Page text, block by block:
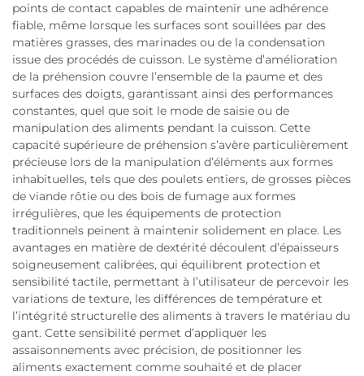
points de contact capables de maintenir une adhérence
fiable, même lorsque les surfaces sont souillées par des
matières grasses, des marinades ou de la condensation
issue des procédés de cuisson. Le système d’amélioration
de la préhension couvre l’ensemble de la paume et des
surfaces des doigts, garantissant ainsi des performances
constantes, quel que soit le mode de saisie ou de
manipulation des aliments pendant la cuisson. Cette
capacité supérieure de préhension s’avère particulièrement
précieuse lors de la manipulation d’éléments aux formes
inhabituelles, tels que des poulets entiers, de grosses pièces
de viande rôtie ou des bois de fumage aux formes
irrégulières, que les équipements de protection
traditionnels peinent à maintenir solidement en place. Les
avantages en matière de dextérité découlent d’épaisseurs
soigneusement calibrées, qui équilibrent protection et
sensibilité tactile, permettant à l’utilisateur de percevoir les
variations de texture, les différences de température et
l’intégrité structurelle des aliments à travers le matériau du
gant. Cette sensibilité permet d’appliquer les
assaisonnements avec précision, de positionner les
aliments exactement comme souhaité et de placer